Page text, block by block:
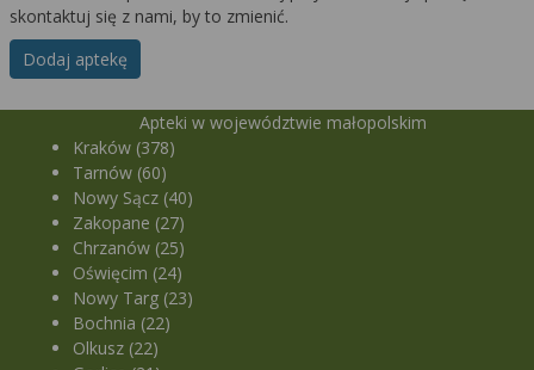
skontaktuj się z nami, by to zmienić.
Dodaj aptekę
Apteki w województwie małopolskim
Kraków (378)
Tarnów (60)
Nowy Sącz (40)
Zakopane (27)
Chrzanów (25)
Oświęcim (24)
Nowy Targ (23)
Bochnia (22)
Olkusz (22)